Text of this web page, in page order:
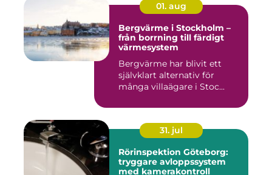
01. aug
Bergvärme i Stockholm –
från borrning till färdigt
värmesystem
Bergvärme har blivit ett
självklart alternativ för
många villaägare i Stoc...
31. jul
Rörinspektion Göteborg:
tryggare avloppssystem
med kamerakontroll